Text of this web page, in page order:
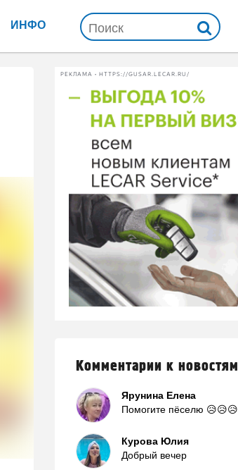
ИНФО
РЕКЛАМА • HTTPS://GUSAR.LECAR.RU/
Комментарии к новостям
Ярунина Елена
Помогите пёселю 😥😥😥
Курова Юлия
Добрый вечер